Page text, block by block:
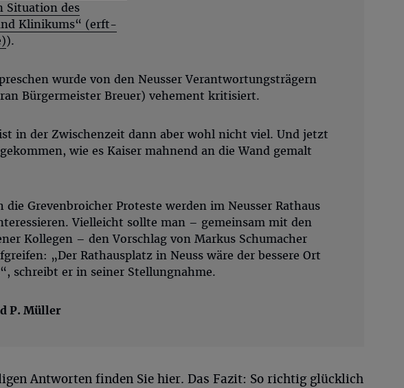
Situation des
Klinikums“ (erft-
).
wurde von den Neusser Verantwortungsträgern
Bürgermeister Breuer) vehement kritisiert.
in der Zwischenzeit dann aber wohl nicht viel. Und jetzt
wie es Kaiser mahnend an die Wand gemalt
die Grevenbroicher Proteste werden im Neusser Rathaus
Vielleicht sollte man – gemeinsam mit den
Kollegen – den Vorschlag von Markus Schumacher
„Der Rathausplatz in Neuss wäre der bessere Ort
schreibt er in seiner Stellungnahme.
P. Müller
Antworten finden Sie hier. Das Fazit: So richtig glücklich